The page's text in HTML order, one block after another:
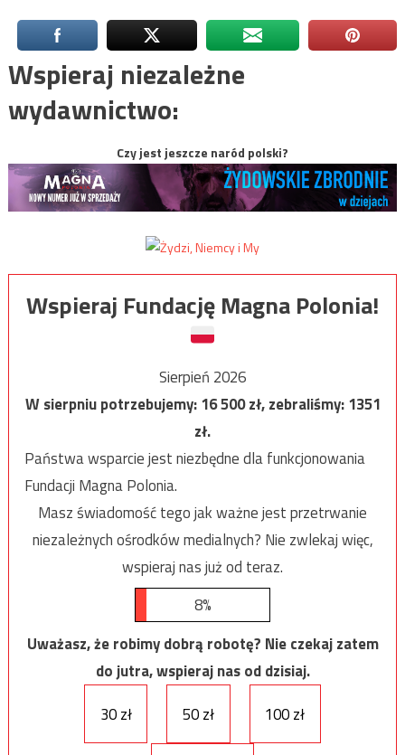
Wspieraj niezależne
wydawnictwo:
Czy jest jeszcze naród polski?
Wspieraj Fundację Magna Polonia!
Sierpień 2026
W sierpniu potrzebujemy:16 500zł, zebraliśmy:1351
zł.
Państwa wsparcie jest niezbędne dla funkcjonowania
Fundacji Magna Polonia.
Masz świadomość tego jak ważne jest przetrwanie
niezależnych ośrodków medialnych? Nie zwlekaj więc,
wspieraj nas już od teraz.
8%
Uważasz, że robimy dobrą robotę? Nie czekaj zatem
do jutra, wspieraj nas od dzisiaj.
30 zł
50 zł 100 zł